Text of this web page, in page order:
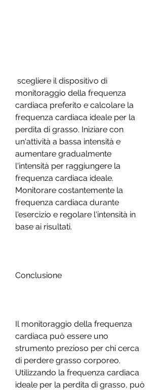
monitoraggio della frequenza
cardiaca preferito e calcolare la
frequenza cardiaca ideale per la
perdita di grasso. Iniziare con
un'attività a bassa intensità e
aumentare gradualmente
l'intensità per raggiungere la
frequenza cardiaca ideale.
Monitorare costantemente la
frequenza cardiaca durante
l'esercizio e regolare l'intensità in
base ai risultati.
Conclusione
Il monitoraggio della frequenza
cardiaca può essere uno
strumento prezioso per chi cerca
di perdere grasso corporeo.
Utilizzando la frequenza cardiaca
ideale per la perdita di grasso, può